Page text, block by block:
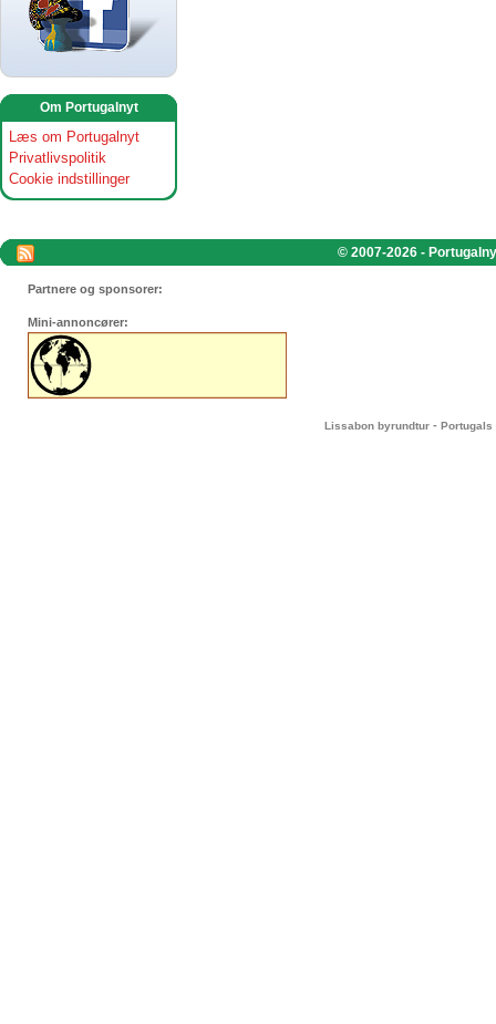
Om Portugalnyt
Læs om Portugalnyt
Privatlivspolitik
Cookie indstillinger
© 2007-2026 -
Partnere og sponsorer:
Mini-annoncører:
Lissabon byrundtur - Portugals